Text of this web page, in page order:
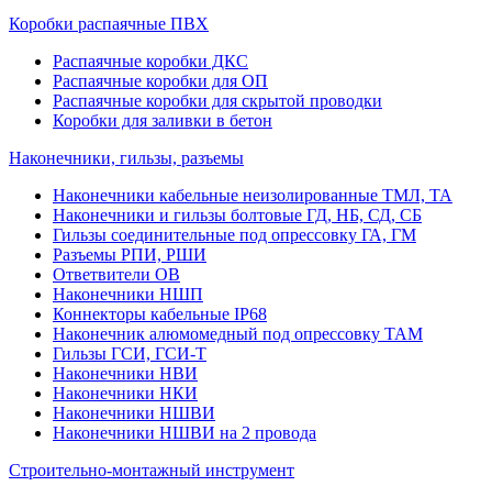
Коробки распаячные ПВХ
Распаячные коробки ДКС
Распаячные коробки для ОП
Распаячные коробки для скрытой проводки
Коробки для заливки в бетон
Наконечники, гильзы, разъемы
Наконечники кабельные неизолированные ТМЛ, ТА
Наконечники и гильзы болтовые ГД, НБ, СД, СБ
Гильзы соединительные под опрессовку ГА, ГМ
Разъемы РПИ, РШИ
Ответвители ОВ
Наконечники НШП
Коннекторы кабельные IP68
Наконечник алюмомедный под опрессовку ТАМ
Гильзы ГСИ, ГСИ-Т
Наконечники НВИ
Наконечники НКИ
Наконечники НШВИ
Наконечники НШВИ на 2 провода
Строительно-монтажный инструмент